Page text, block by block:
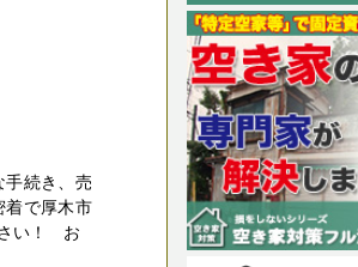
続き、売
で厚木市
い！ お